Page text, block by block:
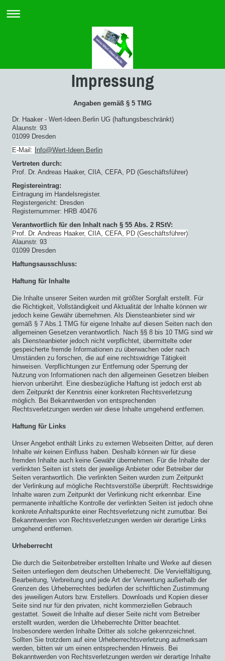
Impressung
Angaben gemäß § 5 TMG
Dr. Haaker - Wert-Ideen.Berlin UG (haftungsbeschränkt)
Alaunstr. 93
01099 Dresden
E-Mail:
Info@Wert-Ideen.Berlin
Vertreten durch:
Prof. Dr. Andreas Haaker, CIIA, CEFA, PD (Geschäftsführer)
Registereintrag:
Eintragung im Handelsregister.
Registergericht: Dresden
Registernummer: HRB 40476
Verantwortlich für den Inhalt nach § 55 Abs. 2 RStV:
Prof. Dr. Andreas Haaker, CIIA, CEFA, PD (Geschäftsführer)
Alaunstr. 93
01099 Dresden
Haftungsausschluss:
Haftung für Inhalte
Die Inhalte unserer Seiten wurden mit größter Sorgfalt erstellt. Für
die Richtigkeit, Vollständigkeit und Aktualität der Inhalte können wir
jedoch keine Gewähr übernehmen. Als Diensteanbieter sind wir
gemäß § 7 Abs.1 TMG für eigene Inhalte auf diesen Seiten nach den
allgemeinen Gesetzen verantwortlich. Nach §§ 8 bis 10 TMG sind wir
als Diensteanbieter jedoch nicht verpflichtet, übermittelte oder
gespeicherte fremde Informationen zu überwachen oder nach
Umständen zu forschen, die auf eine rechtswidrige Tätigkeit
hinweisen. Verpflichtungen zur Entfernung oder Sperrung der
Nutzung von Informationen nach den allgemeinen Gesetzen bleiben
hiervon unberührt. Eine diesbezügliche Haftung ist jedoch erst ab
dem Zeitpunkt der Kenntnis einer konkreten Rechtsverletzung
möglich. Bei Bekanntwerden von entsprechenden
Rechtsverletzungen werden wir diese Inhalte umgehend entfernen.
Haftung für Links
Unser Angebot enthält Links zu externen Webseiten Dritter, auf deren
Inhalte wir keinen Einfluss haben. Deshalb können wir für diese
fremden Inhalte auch keine Gewähr übernehmen. Für die Inhalte der
verlinkten Seiten ist stets der jeweilige Anbieter oder Betreiber der
Seiten verantwortlich. Die verlinkten Seiten wurden zum Zeitpunkt
der Verlinkung auf mögliche Rechtsverstöße überprüft. Rechtswidrige
Inhalte waren zum Zeitpunkt der Verlinkung nicht erkennbar. Eine
permanente inhaltliche Kontrolle der verlinkten Seiten ist jedoch ohne
konkrete Anhaltspunkte einer Rechtsverletzung nicht zumutbar. Bei
Bekanntwerden von Rechtsverletzungen werden wir derartige Links
umgehend entfernen.
Urheberrecht
Die durch die Seitenbetreiber erstellten Inhalte und Werke auf diesen
Seiten unterliegen dem deutschen Urheberrecht. Die Vervielfältigung,
Bearbeitung, Verbreitung und jede Art der Verwertung außerhalb der
Grenzen des Urheberrechtes bedürfen der schriftlichen Zustimmung
des jeweiligen Autors bzw. Erstellers. Downloads und Kopien dieser
Seite sind nur für den privaten, nicht kommerziellen Gebrauch
gestattet. Soweit die Inhalte auf dieser Seite nicht vom Betreiber
erstellt wurden, werden die Urheberrechte Dritter beachtet.
Insbesondere werden Inhalte Dritter als solche gekennzeichnet.
Sollten Sie trotzdem auf eine Urheberrechtsverletzung aufmerksam
werden, bitten wir um einen entsprechenden Hinweis. Bei
Bekanntwerden von Rechtsverletzungen werden wir derartige Inhalte